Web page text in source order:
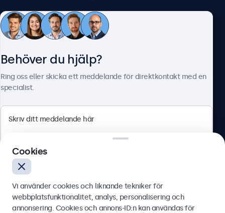
Kundtjänst
Olof Palmesgata 29, Stockholm, 111 22, Sverige
Svenska
Behöver du hjälp?
Ring oss eller skicka ett meddelande för direktkontakt med en
specialist.
Cookies
Vi använder cookies och liknande tekniker för
webbplatsfunktionalitet, analys, personalisering och
annonsering. Cookies och annons-ID:n kan användas för